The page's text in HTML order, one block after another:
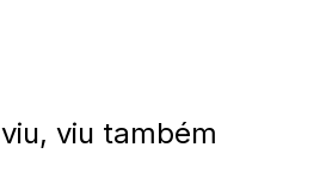
viu também